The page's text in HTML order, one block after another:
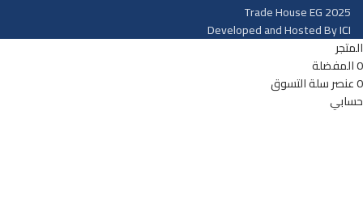
Trade House EG2025
Developed and Hosted ByICI
المتجر
0المفضلة
0عنصرسلة التسوق
حسابي